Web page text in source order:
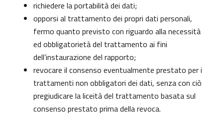
richiedere la portabilità dei dati;
opporsi al trattamento dei propri dati personali,
fermo quanto previsto con riguardo alla necessità
ed obbligatorietà del trattamento ai fini
dell’instaurazione del rapporto;
revocare il consenso eventualmente prestato per i
trattamenti non obbligatori dei dati, senza con ciò
pregiudicare la liceità del trattamento basata sul
consenso prestato prima della revoca.